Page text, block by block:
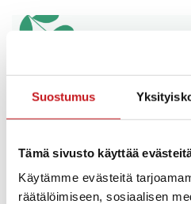
Suostumus
Tämä sivusto käyttää
Käytämme evästeitä
räätälöimiseen, sosiaalisen